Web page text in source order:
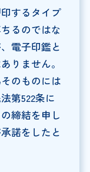
するタイプ
るのではな
電子印鑑と
りません。
のものには
第522条に
締結を申し
諾をしたと